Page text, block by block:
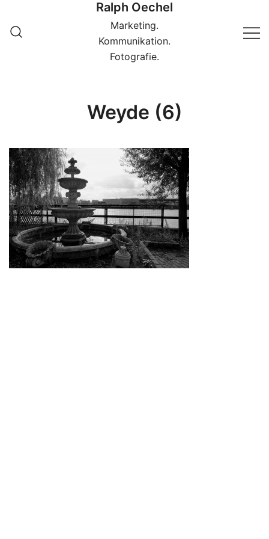
zum
Inhalt
Ralph Oechel
Marketing.
Kommunikation.
Fotografie.
Weyde (6)